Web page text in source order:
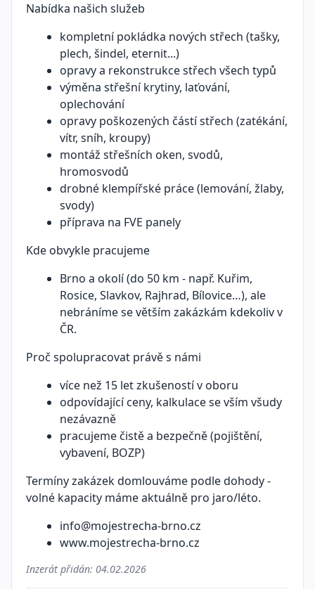
Nabídka našich služeb
kompletní pokládka nových střech (tašky,
plech, šindel, eternit...)
opravy a rekonstrukce střech všech typů
výměna střešní krytiny, laťování,
oplechování
opravy poškozených částí střech (zatékání,
vítr, sníh, kroupy)
montáž střešních oken, svodů,
hromosvodů
drobné klempířské práce (lemování, žlaby,
svody)
příprava na FVE panely
Kde obvykle pracujeme
Brno a okolí (do 50 km - např. Kuřim,
Rosice, Slavkov, Rajhrad, Bílovice…), ale
nebráníme se větším zakázkám kdekoliv v
ČR.
Proč spolupracovat právě s námi
více než 15 let zkušeností v oboru
odpovídající ceny, kalkulace se vším všudy
nezávazně
pracujeme čistě a bezpečně (pojištění,
vybavení, BOZP)
Termíny zakázek domlouváme podle dohody -
volné kapacity máme aktuálně pro jaro/léto.
info@mojestrecha-brno.cz
www.mojestrecha-brno.cz
Inzerát přidán: 04.02.2026